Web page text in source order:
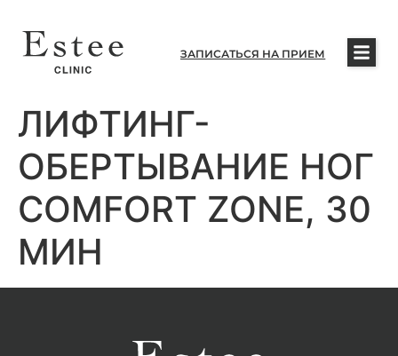
ЗАПИСАТЬСЯ НА ПРИЕМ
ЛИФТИНГ-
ОБЕРТЫВАНИЕ НОГ
COMFORT ZONE, 30
МИН